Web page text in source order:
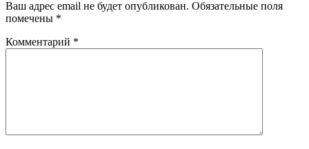
Ваш адрес email не будет опубликован. Обязательные поля
помечены *
Комментарий *